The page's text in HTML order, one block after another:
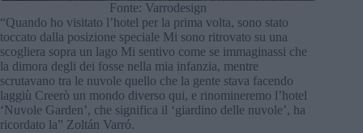
Fonte: Varrodesign
“Quando ho visitato l’hotel per la prima volta, sono stato
toccato dalla posizione speciale Mi sono ritrovato su una
scogliera sopra un lago Mi sentivo come se immaginassi che
la dimora degli dei fosse nella mia infanzia, mentre
scrutavano tra le nuvole quello che la gente stava facendo
laggiù Creerò un mondo diverso qui, e rinomineremo l’hotel
‘Nuvole Garden’, che significa il ‘giardino delle nuvole’, ha
ricordato la” Zoltán Varró.